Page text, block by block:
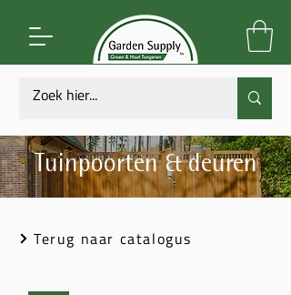
Tuinpoorten & deuren
Terug naar catalogus